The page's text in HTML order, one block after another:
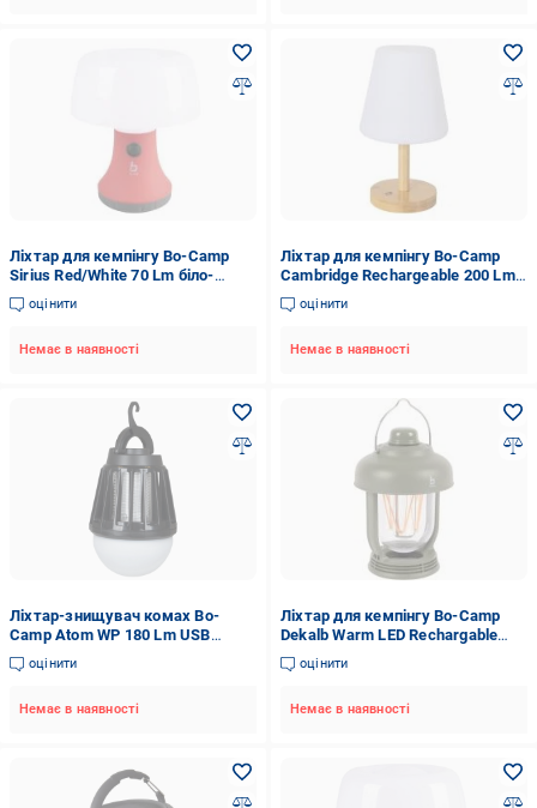
Ліхтар для кемпінгу Bo-Camp
Sirius Red/White 70 Lm біло-
червоний 5818900
оцінити
Немає в наявності
Ліхтар для кемпінгу Bo-Camp
Cambridge Rechargeable 200 Lm
бамбукбіло-коричневий 5818792
оцінити
Немає в наявності
Ліхтар-знищувач комах Bo-
Camp Atom WP 180 Lm USB
Rechargeable Чорний
оцінити
Немає в наявності
Ліхтар для кемпінгу Bo-Camp
Dekalb Warm LED Rechargable
250 Lumen Green (5818979) 250
Lm зелений DAS303295
оцінити
Немає в наявності